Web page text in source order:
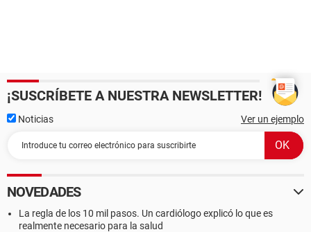
¡SUSCRÍBETE A NUESTRA NEWSLETTER!
Noticias Ver un ejemplo
NOVEDADES
La regla de los 10 mil pasos. Un cardiólogo explicó lo que es
realmente necesario para la salud